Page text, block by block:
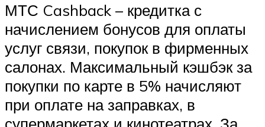
МТС Cashback – кредитка с
начислением бонусов для оплаты
услуг связи, покупок в фирменных
салонах. Максимальный кэшбэк за
покупки по карте в 5% начисляют
при оплате на заправках, в